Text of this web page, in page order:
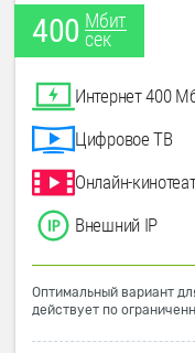
400 Мбит
сек
Интернет 400
Цифровое ТВ
Онлайн-
Внешний IP
Оптимальный вариант
действует по